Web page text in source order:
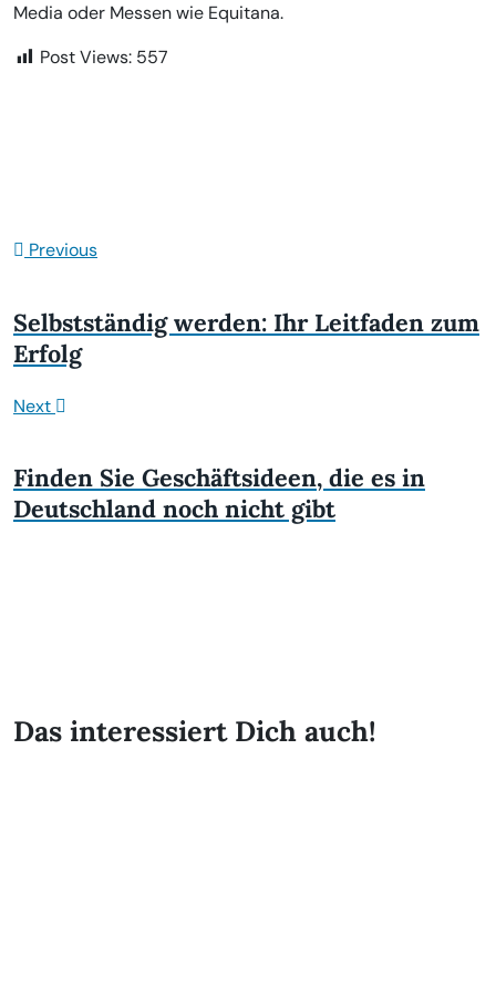
Media oder Messen wie Equitana.
Post Views: 557
Previous
Selbstständig werden: Ihr Leitfaden zum
Erfolg
Next
Finden Sie Geschäftsideen, die es in
Deutschland noch nicht gibt
Das interessiert Dich auch!